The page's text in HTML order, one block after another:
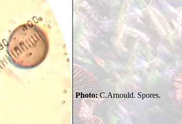
Photo:C.Arnould. Spores.